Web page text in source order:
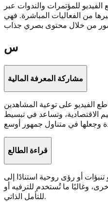
للمؤتمرات والندوات عبر
من الفعاليات المباشرة. فهي
س
مشاركة المعرفة المالية
الفيديو على توعية المشاهدين
الاقتصادية، وتساعد في تبسيط
قراءة الطالع
أو رؤى روحية استنادًا إلى
وغالبًا ما تُستخدم للترفيه أو
للتأمل الذاتي.